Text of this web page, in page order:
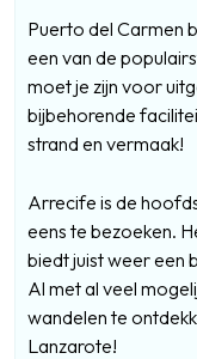
Puerto del Carmen
een van de
moet je zijn voor
bijbehorende
strand en vermaak!
Arrecife is de
eens te bezoeken.
biedt juist weer een
Al met al veel
wandelen te
Lanzarote!